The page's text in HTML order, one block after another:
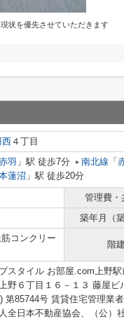
状を優先させていただきます
西 ４丁目
羽 」駅 徒歩7分 南北線 「
蓮沼 」駅 徒歩20分
管理費・
築年月（
コンクリー
階建
スタイル お部屋.com上野駅
野６丁目１６－１３ 藤屋ビ
第85744号 賃貸住宅管理業
全日本不動産協会、（公）